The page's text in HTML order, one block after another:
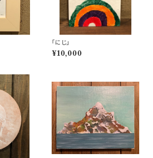
「にじ」
¥10,000